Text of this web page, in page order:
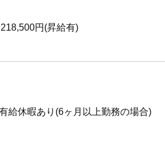
円(昇給有)
給休暇あり(6ヶ月以上勤務の場合)